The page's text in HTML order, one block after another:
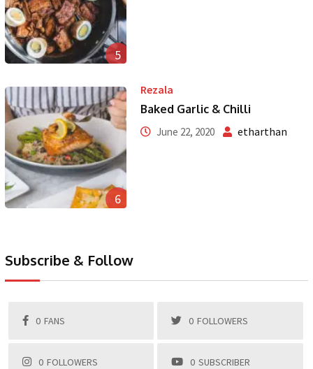
5
6
Rezala
Baked Garlic & Chilli
June 22, 2020 etharthan
Subscribe & Follow
0 FANS 0 FOLLOWERS
0 FOLLOWERS 0 SUBSCRIBER